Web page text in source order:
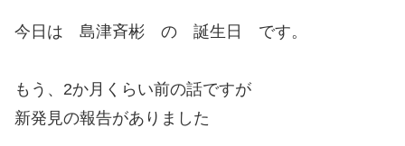
今日は 島津斉彬 の 誕生日 です。
もう、2か月くらい前の話ですが
新発見の報告がありました